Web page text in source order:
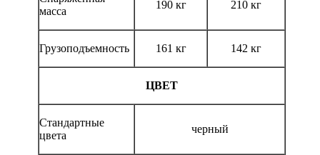
масса
190 кг 210 кг
Грузоподъемность 161 кг 142 кг
ЦВЕТ
Стандартные
цвета
черный